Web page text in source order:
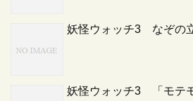
妖怪ウォッチ3 なぞの
妖怪ウォッチ3 「モテ